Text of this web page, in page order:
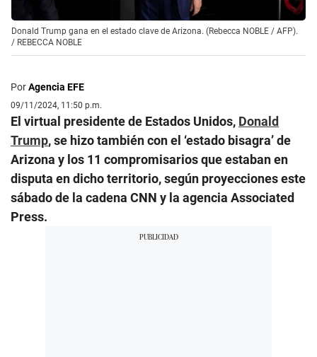
Donald Trump gana en el estado clave de Arizona. (Rebecca NOBLE / AFP).
/ REBECCA NOBLE
PorAgencia EFE
09/11/2024, 11:50 p.m.
El virtual presidente de Estados Unidos, Donald
Trump, se hizo también con el ‘estado bisagra’ de
Arizona y los 11 compromisarios que estaban en
disputa en dicho territorio, según proyecciones este
sábado de la cadena CNN y la agencia Associated
Press.